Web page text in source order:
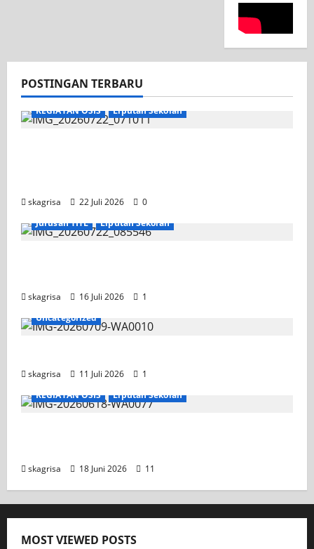
POSTINGAN TERBARU
KEGIATAN OSIS Liputan Sekolah
skagrisa 22 Juli 2026
0
Jurusan TITL
Liputan Sekolah
skagrisa 16 Juli 2026
1
Uncategorized
skagrisa 11 Juli 2026
1
KEGIATAN OSIS
Liputan Sekolah
skagrisa 18 Juni 2026 11
MOST VIEWED POSTS